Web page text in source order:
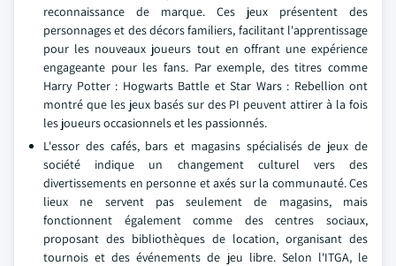
reconnaissance de marque. Ces jeux présentent des
personnages et des décors familiers, facilitant l'apprentissage
pour les nouveaux joueurs tout en offrant une expérience
engageante pour les fans. Par exemple, des titres comme
Harry Potter : Hogwarts Battle et Star Wars : Rebellion ont
montré que les jeux basés sur des PI peuvent attirer à la fois
les joueurs occasionnels et les passionnés.
L'essor des cafés, bars et magasins spécialisés de jeux de
société indique un changement culturel vers des
divertissements en personne et axés sur la communauté. Ces
lieux ne servent pas seulement de magasins, mais
fonctionnent également comme des centres sociaux,
proposant des bibliothèques de location, organisant des
tournois et des événements de jeu libre. Selon l'ITGA, le